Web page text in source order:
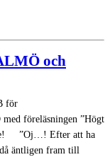
och
för
föreläsningen ”Högt
”Oj…! Efter att ha
äntligen fram till